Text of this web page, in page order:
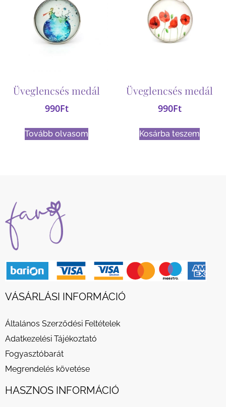
Üveglencsés medál
990Ft
Tovább olvasom
Üveglencsés medál
990Ft
Kosárba teszem
VÁSÁRLÁSI INFORMÁCIÓ
Általános Szerződési Feltételek
Adatkezelési Tájékoztató
Fogyasztóbarát
Megrendelés követése
HASZNOS INFORMÁCIÓ